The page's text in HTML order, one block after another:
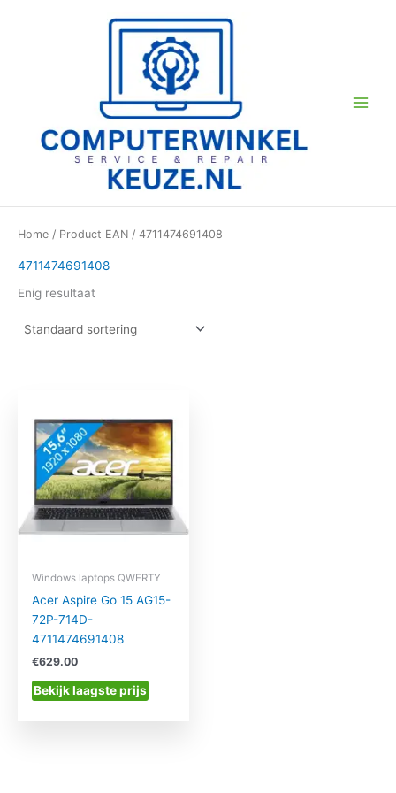
Home / Product EAN / 4711474691408
4711474691408
Enig resultaat
Windows laptops QWERTY
Acer Aspire Go 15 AG15-
72P-714D-
4711474691408
€629.00
Bekijk laagste prijs